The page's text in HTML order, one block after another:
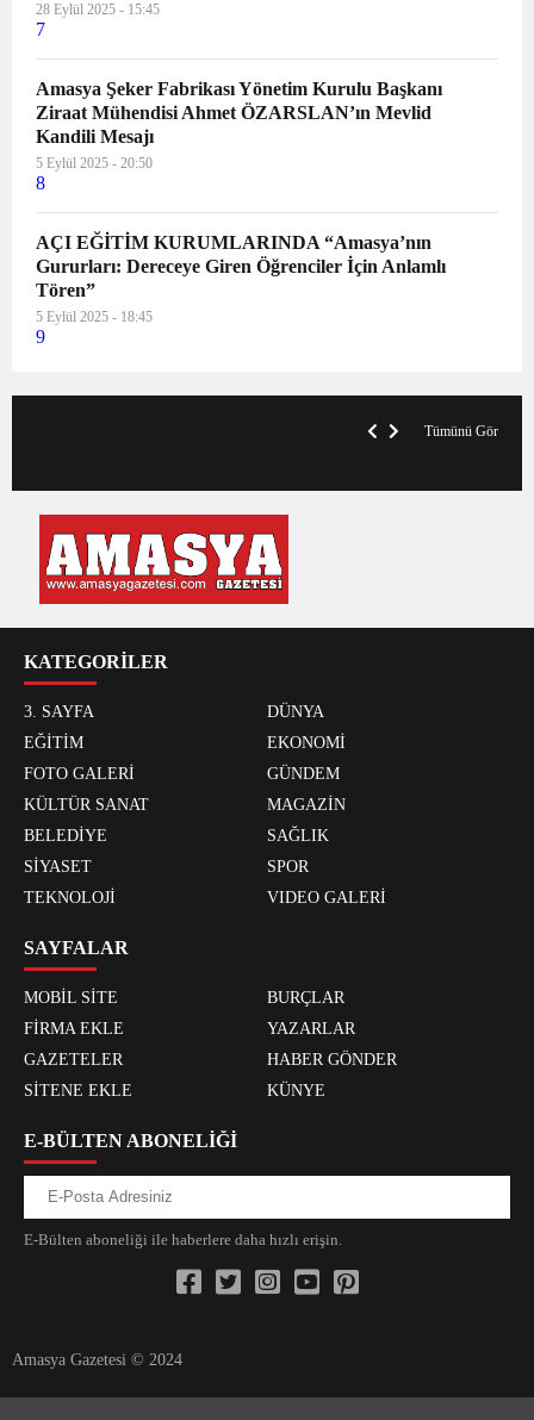
28 Eylül 2025 - 15:45
7
Amasya Şeker Fabrikası Yönetim Kurulu Başkanı
Ziraat Mühendisi Ahmet ÖZARSLAN’ın Mevlid
Kandili Mesajı
5 Eylül 2025 - 20:50
8
AÇI EĞİTİM KURUMLARINDA “Amasya’nın
Gururları: Dereceye Giren Öğrenciler İçin Anlamlı
Tören”
5 Eylül 2025 - 18:45
9
Tümünü Gör
KATEGORİLER
3. SAYFA
DÜNYA
EĞİTİM
EKONOMİ
FOTO GALERİ
GÜNDEM
KÜLTÜR SANAT
MAGAZİN
BELEDİYE
SAĞLIK
SİYASET
SPOR
TEKNOLOJİ
VIDEO GALERİ
SAYFALAR
MOBİL SİTE
BURÇLAR
FİRMA EKLE
YAZARLAR
GAZETELER
HABER GÖNDER
SİTENE EKLE
KÜNYE
E-BÜLTEN ABONELİĞİ
E-Bülten aboneliği ile haberlere daha hızlı erişin.
Amasya Gazetesi © 2024